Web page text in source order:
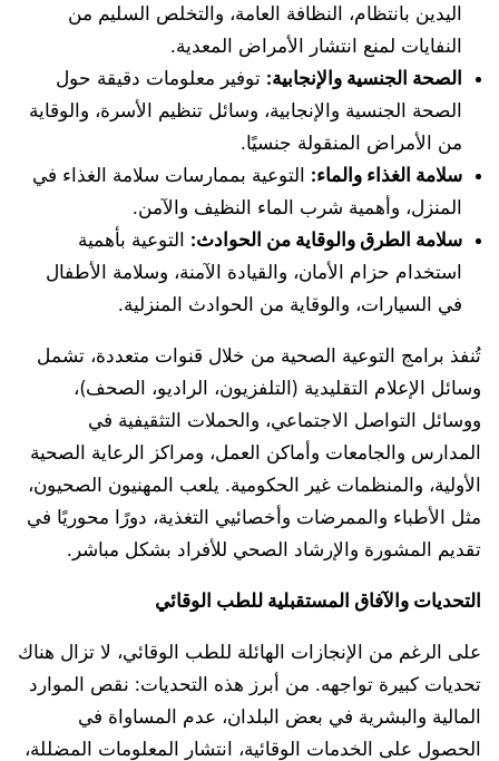
اليدين بانتظام، النظافة العامة، والتخلص السليم من
النفايات لمنع انتشار الأمراض المعدية.
الصحة الجنسية والإنجابية: توفير معلومات دقيقة حول
الصحة الجنسية والإنجابية، وسائل تنظيم الأسرة، والوقاية
من الأمراض المنقولة جنسيًا.
سلامة الغذاء والماء: التوعية بممارسات سلامة الغذاء في
المنزل، وأهمية شرب الماء النظيف والآمن.
سلامة الطرق والوقاية من الحوادث: التوعية بأهمية
استخدام حزام الأمان، والقيادة الآمنة، وسلامة الأطفال
في السيارات، والوقاية من الحوادث المنزلية.
تُنفذ برامج التوعية الصحية من خلال قنوات متعددة، تشمل
وسائل الإعلام التقليدية (التلفزيون، الراديو، الصحف)،
ووسائل التواصل الاجتماعي، والحملات التثقيفية في
المدارس والجامعات وأماكن العمل، ومراكز الرعاية الصحية
الأولية، والمنظمات غير الحكومية. يلعب المهنيون الصحيون،
مثل الأطباء والممرضات وأخصائيي التغذية، دورًا محوريًا في
تقديم المشورة والإرشاد الصحي للأفراد بشكل مباشر.
التحديات والآفاق المستقبلية للطب الوقائي
على الرغم من الإنجازات الهائلة للطب الوقائي، لا تزال هناك
تحديات كبيرة تواجهه. من أبرز هذه التحديات: نقص الموارد
المالية والبشرية في بعض البلدان، عدم المساواة في
الحصول على الخدمات الوقائية، انتشار المعلومات المضللة،